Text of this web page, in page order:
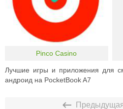
Pinco Casino
Лучшие игры и приложения для
андроид на PocketBook A7